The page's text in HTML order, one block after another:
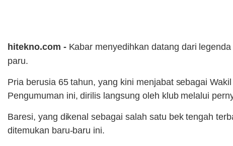
hitekno.com - Kabar menyedihkan datang dari
paru.
Pria berusia 65 tahun, yang kini menjabat sebagai
Pengumuman ini, dirilis langsung oleh klub melalui
Baresi, yang dikenal sebagai salah satu bek tengah
ditemukan baru-baru ini.